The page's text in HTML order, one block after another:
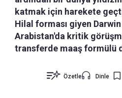
katmak için harekete
Hilal forması giyen
Arabistan'da kritik
transferde maaş formülü
Özetle Dinle